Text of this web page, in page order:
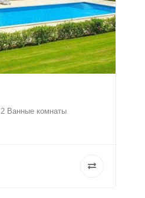
2 Ванные комнаты